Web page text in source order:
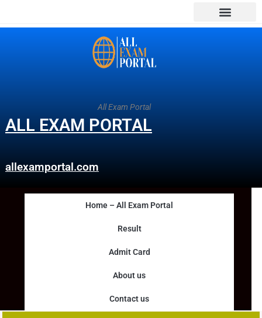
All Exam Portal
ALL EXAM PORTAL
allexamportal.com
Home – All Exam Portal
Result
Admit Card
About us
Contact us